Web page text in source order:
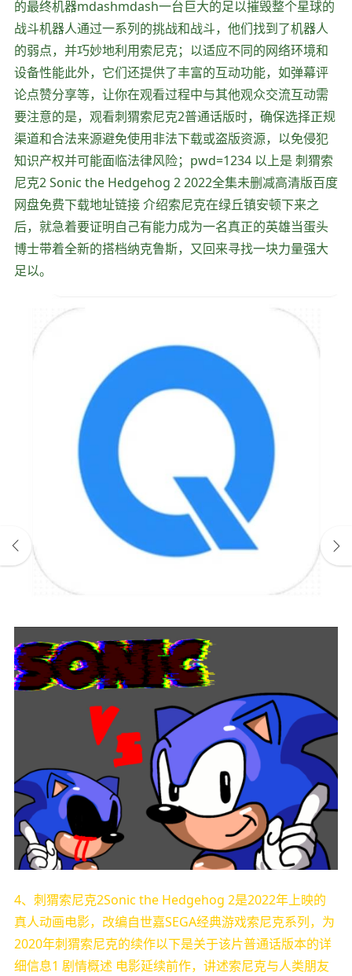
的最终机器mdashmdash一台巨大的足以摧毁整个星球的
战斗机器人通过一系列的挑战和战斗，他们找到了机器人
的弱点，并巧妙地利用索尼克；以适应不同的网络环境和
设备性能此外，它们还提供了丰富的互动功能，如弹幕评
论点赞分享等，让你在观看过程中与其他观众交流互动需
要注意的是，观看刺猬索尼克2普通话版时，确保选择正规
渠道和合法来源避免使用非法下载或盗版资源，以免侵犯
知识产权并可能面临法律风险；pwd=1234 以上是 刺猬索
尼克2 Sonic the Hedgehog 2 2022全集未删减高清版百度
网盘免费下载地址链接 介绍索尼克在绿丘镇安顿下来之
后，就急着要证明自己有能力成为一名真正的英雄当蛋头
博士带着全新的搭档纳克鲁斯，又回来寻找一块力量强大
足以。
4、刺猬索尼克2Sonic the Hedgehog 2是2022年上映的
真人动画电影，改编自世嘉SEGA经典游戏索尼克系列，为
2020年刺猬索尼克的续作以下是关于该片普通话版本的详
细信息1 剧情概述 电影延续前作，讲述索尼克与人类朋友